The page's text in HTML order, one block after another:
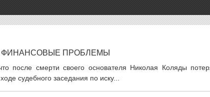
ФИНАНСОВЫЕ ПРОБЛЕМЫ
после смерти своего основателя Николая Коляды
судебного заседания по иску...